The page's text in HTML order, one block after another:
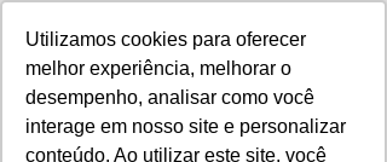
Utilizamos cookies para oferecer
melhor experiência, melhorar o
desempenho, analisar como você
interage em nosso site e personalizar
conteúdo. Ao utilizar este site, você